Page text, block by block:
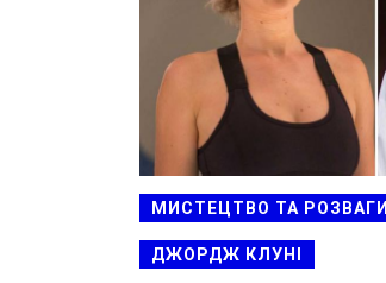
МИСТЕЦТВО ТА РОЗВАГИ
ДЖОРДЖ КЛУНІ